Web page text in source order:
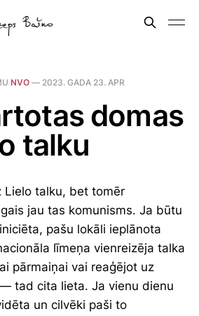
NVO — 2023. GADA 23. APR
domas
talku
Lielo talku, bet tomēr
jau tas komunisms. Ja būtu
pašu lokāli ieplānota
līmeņa vienreizēja talka
pārmaiņai vai reaģējot uz
tad cita lieta. Ja vienu dienu
un cilvēki paši to